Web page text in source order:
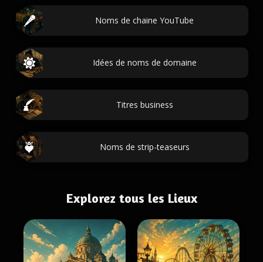
Noms de chaine YouTube
Idées de noms de domaine
Titres business
Noms de strip-teaseurs
Explorez tous les Lieux